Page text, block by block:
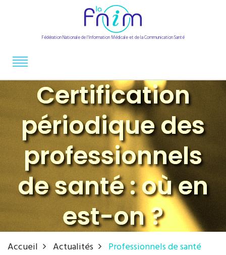
Fédération Nationale de l'Information Médicale et de la Communication Santé
Certification
périodique des
professionnels
de santé : où en
est-on ?
Accueil Actualités Professionnels de santé